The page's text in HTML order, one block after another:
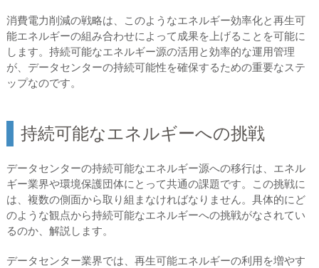
消費電力削減の戦略は、このようなエネルギー効率化と再生可
能エネルギーの組み合わせによって成果を上げることを可能に
します。持続可能なエネルギー源の活用と効率的な運用管理
が、データセンターの持続可能性を確保するための重要なステ
ップなのです。
持続可能なエネルギーへの挑戦
データセンターの持続可能なエネルギー源への移行は、エネル
ギー業界や環境保護団体にとって共通の課題です。この挑戦に
は、複数の側面から取り組まなければなりません。具体的にど
のような観点から持続可能なエネルギーへの挑戦がなされてい
るのか、解説します。
データセンター業界では、再生可能エネルギーの利用を増やす